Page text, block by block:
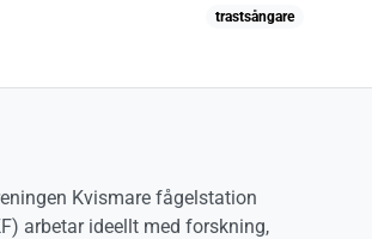
trastsångare
Kvismare fågelstation
arbetar ideellt med forskning,